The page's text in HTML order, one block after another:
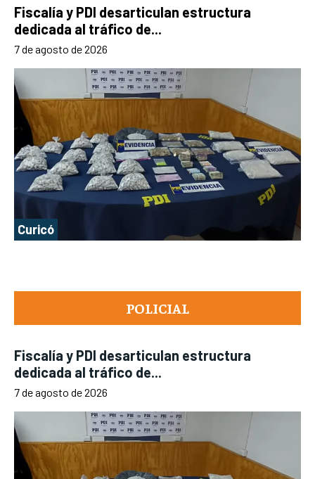
POLICIAL
Fiscalía y PDI desarticulan estructura
dedicada al tráfico de...
7 de agosto de 2026
Fiscalía y PDI desarticulan estructura
dedicada al tráfico de...
7 de agosto de 2026
Curicó